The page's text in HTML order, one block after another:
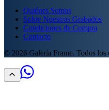
Quiénes Somos
Sobre Nuestros Grabados
Condiciones de Compra
Contacto
© 2026 Galería Frame. Todos los